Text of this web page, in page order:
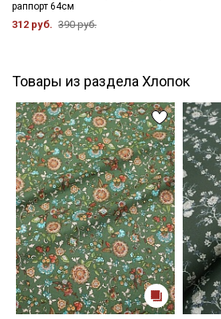
раппорт 64см
312 руб. 390 руб.
Товары из раздела Хлопок